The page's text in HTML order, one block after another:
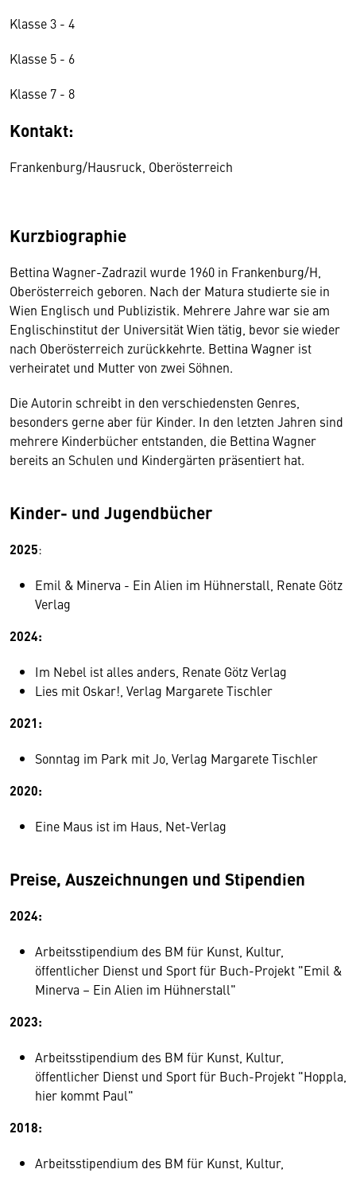
Klasse 3 - 4
Klasse 5 - 6
Klasse 7 - 8
Kontakt:
Frankenburg/Hausruck, Oberösterreich
Kurzbiographie
Bettina Wagner-Zadrazil wurde 1960 in Frankenburg/H,
Oberösterreich geboren. Nach der Matura studierte sie in
Wien Englisch und Publizistik. Mehrere Jahre war sie am
Englischinstitut der Universität Wien tätig, bevor sie wieder
nach Oberösterreich zurückkehrte. Bettina Wagner ist
verheiratet und Mutter von zwei Söhnen.
Die Autorin schreibt in den verschiedensten Genres,
besonders gerne aber für Kinder. In den letzten Jahren sind
mehrere Kinderbücher entstanden, die Bettina Wagner
bereits an Schulen und Kindergärten präsentiert hat.
Kinder- und Jugendbücher
2025:
Emil & Minerva - Ein Alien im Hühnerstall, Renate Götz
Verlag
2024:
Im Nebel ist alles anders, Renate Götz Verlag
Lies mit Oskar!, Verlag Margarete Tischler
2021:
Sonntag im Park mit Jo, Verlag Margarete Tischler
2020:
Eine Maus ist im Haus, Net-Verlag
Preise, Auszeichnungen und Stipendien
2024:
Arbeitsstipendium des BM für Kunst, Kultur,
öffentlicher Dienst und Sport für Buch-Projekt "Emil &
Minerva – Ein Alien im Hühnerstall"
2023:
Arbeitsstipendium des BM für Kunst, Kultur,
öffentlicher Dienst und Sport für Buch-Projekt "Hoppla,
hier kommt Paul"
2018:
Arbeitsstipendium des BM für Kunst, Kultur,